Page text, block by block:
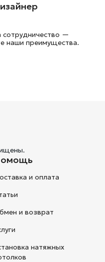
сотрудничество —
наши преимущества.
и оплата
и возврат
натяжных